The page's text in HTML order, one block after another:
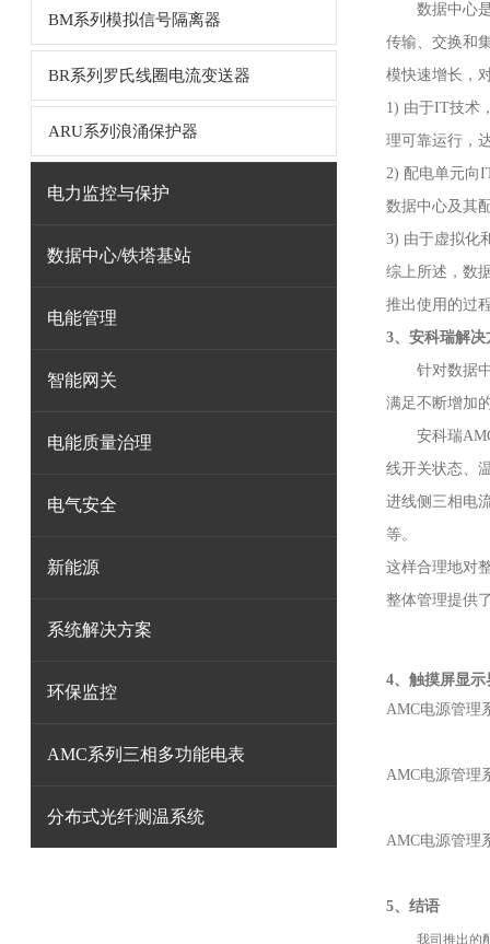
BM系列模拟信号隔离器
BR系列罗氏线圈电流变送器
ARU系列浪涌保护器
电力监控与保护
数据中心/铁塔基站
电能管理
智能网关
电能质量治理
电气安全
新能源
系统解决方案
环保监控
AMC系列三相多功能电表
分布式光纤测温系统
数据中心
传输、交换和
模快速增长，
1) 由于IT技术
理可靠运行，
2) 配电单元向
数据中心及其
3) 由于虚拟化
综上所述，数
推出使用的过
3、安科瑞解决
针对数据
满足不断增加
安科瑞
线开关状态、
进线侧三相电
等。
这样合理地对
整体管理提供
4、 触摸屏显示
AMC电源管理
AMC电源管理
AMC电源管理
5、结语
我司推出的